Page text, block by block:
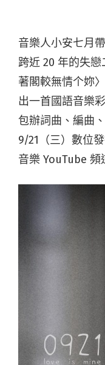
音樂人小安七月
跨近 20 年的失戀
著閣較無情个妳
出一首國語音樂
包辦詞曲、編曲
9/21（三）數位發
音樂 YouTube 頻